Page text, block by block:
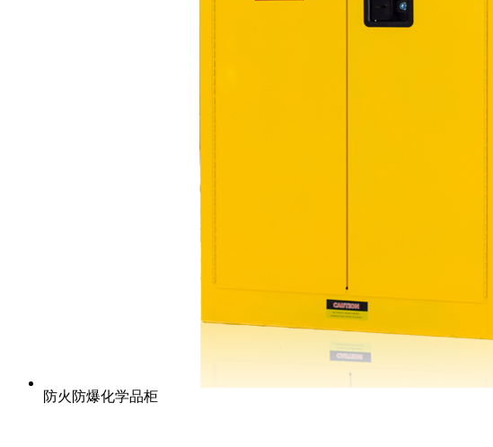
防火防爆化学品柜